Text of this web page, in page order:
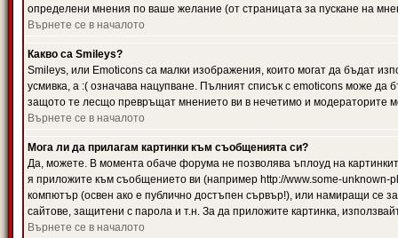
определени мнения по ваше желание (от страницата за пускане на
Върнете се в началото
Какво са Smileys?
Smileys, или Emoticons са малки изображения, които могат да бъдат
усмивка, а :( означава нацупване. Пълният списък с emoticons може да
защото те лесщо превръщат мнението ви в нечетимо и модераторите
Върнете се в началото
Мога ли да прилагам картинки към съобщенията си?
Да, можете. В момента обаче форума не позволява ъплоуд на
я приложите към съобщението ви (например http://www.some-
компютър (освен ако е публично достъпен сървър!), или намиращи се
сайтове, защитени с парола и т.н. За да приложите картинка,
Върнете се в началото